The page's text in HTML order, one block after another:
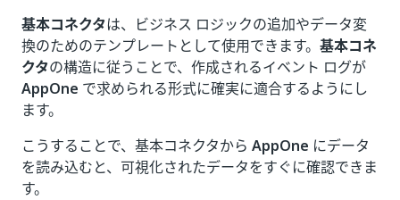
基本コネクタは、ビジネス ロジックの追加やデータ変
換のためのテンプレートとして使用できます。 基本コネ
クタの構造に従うことで、作成されるイベント ログが
AppOne で求められる形式に確実に適合するようにし
ます。
こうすることで、基本コネクタから AppOne にデータ
を読み込むと、可視化されたデータをすぐに確認できま
す。